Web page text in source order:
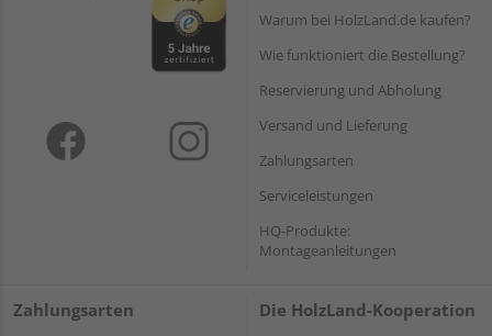
Warum bei HolzLand.de kaufen?
Wie funktioniert die Bestellung?
Reservierung und Abholung
Versand und Lieferung
Zahlungsarten
Serviceleistungen
HQ-Produkte:
Montageanleitungen
Zahlungsarten Die HolzLand-Kooperation